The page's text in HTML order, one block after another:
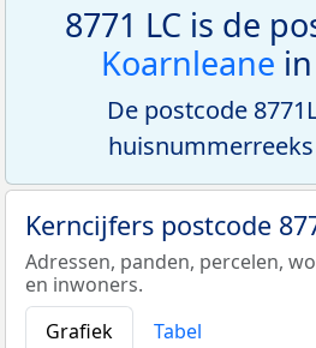
8771 LC is de
Koarnleane
De postcode
Kerncijfers postcode
Adressen, panden, percelen,
en inwoners.
Grafiek
Tabel